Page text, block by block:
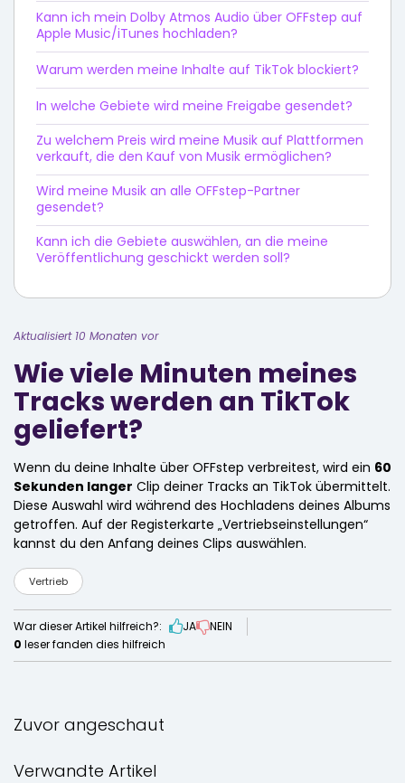
Kann ich mein Dolby Atmos Audio über OFFstep auf
Apple Music/iTunes hochladen?
Warum werden meine Inhalte auf TikTok blockiert?
In welche Gebiete wird meine Freigabe gesendet?
Zu welchem Preis wird meine Musik auf Plattformen
verkauft, die den Kauf von Musik ermöglichen?
Wird meine Musik an alle OFFstep-Partner
gesendet?
Kann ich die Gebiete auswählen, an die meine
Veröffentlichung geschickt werden soll?
Aktualisiert 10 Monaten vor
Wie viele Minuten meines
Tracks werden an TikTok
geliefert?
Wenn du deine Inhalte über OFFstep verbreitest, wird ein 60
Sekunden langer Clip deiner Tracks an TikTok übermittelt.
Diese Auswahl wird während des Hochladens deines Albums
getroffen. Auf der Registerkarte „Vertriebseinstellungen“
kannst du den Anfang deines Clips auswählen.
Vertrieb
War dieser Artikel hilfreich?: JA
NEIN
0 leser fanden dies hilfreich
Zuvor angeschaut
Verwandte Artikel